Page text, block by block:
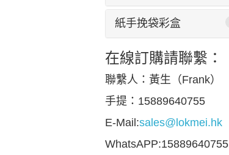
紙手挽袋彩盒
在線訂購請聯繫：
聯繫人：黃生（Frank）
手提：15889640755
E-Mail:sales@lokmei.hk
WhatsAPP:15889640755